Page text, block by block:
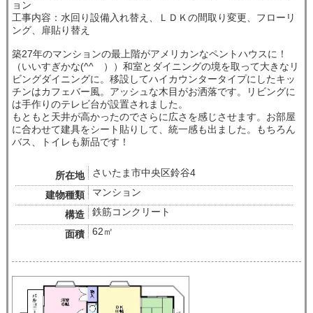
ョン
工事内容：水回り設備入れ替え、ＬＤＫの間取り変更、フローリ
ング、扉貼り替え
築27年のマンションの最上階がアメリカンなペントハウスに！
（いいすぎかな(^^ゞ））和室とダイニングの境を取って大きなリ
ビングダイニングに。移設してハイカウンタータイプにしたキッ
チンはカフェバー風。アッシュな木目がお洒落です。リビングに
は手作りのテレビ台が設置されました。
もともと天井が高かったのでさらに広さを感じさせます。お部屋
に合わせて建具をシート貼りして、統一感も出ました。もちろん
バス、トイレも新品です！
所在地
さいたま市中央区鈴谷4
建物種類
マンション
構造
鉄筋コンクリート
面積
62㎡